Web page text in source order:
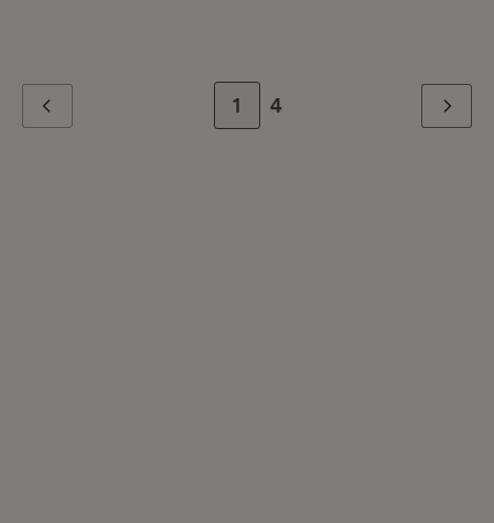
Zur Seite
1 Zur letzten Seite
4 Weiter